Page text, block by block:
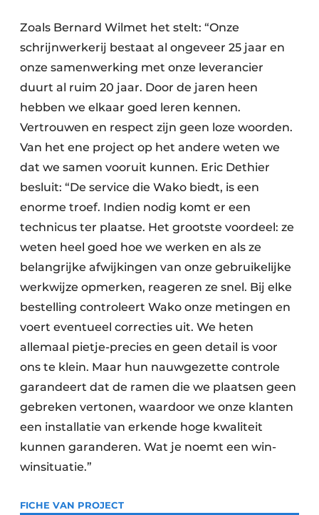
Zoals Bernard Wilmet het stelt: “Onze
schrijnwerkerij bestaat al ongeveer 25 jaar en
onze samenwerking met onze leverancier
duurt al ruim 20 jaar. Door de jaren heen
hebben we elkaar goed leren kennen.
Vertrouwen en respect zijn geen loze woorden.
Van het ene project op het andere weten we
dat we samen vooruit kunnen. Eric Dethier
besluit: “De service die Wako biedt, is een
enorme troef. Indien nodig komt er een
technicus ter plaatse. Het grootste voordeel: ze
weten heel goed hoe we werken en als ze
belangrijke afwijkingen van onze gebruikelijke
werkwijze opmerken, reageren ze snel. Bij elke
bestelling controleert Wako onze metingen en
voert eventueel correcties uit. We heten
allemaal pietje-precies en geen detail is voor
ons te klein. Maar hun nauwgezette controle
garandeert dat de ramen die we plaatsen geen
gebreken vertonen, waardoor we onze klanten
een installatie van erkende hoge kwaliteit
kunnen garanderen. Wat je noemt een win-
winsituatie.”
FICHE VAN PROJECT